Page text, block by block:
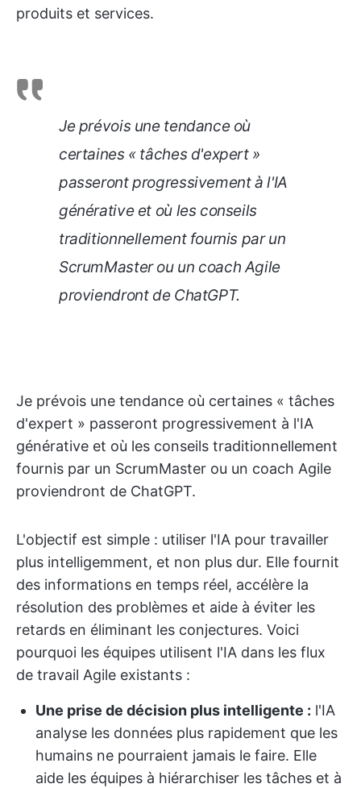
produits et services.
Je prévois une tendance où
certaines « tâches d'expert »
passeront progressivement à l'IA
générative et où les conseils
traditionnellement fournis par un
ScrumMaster ou un coach Agile
proviendront de ChatGPT.
Je prévois une tendance où certaines « tâches
d'expert » passeront progressivement à l'IA
générative et où les conseils traditionnellement
fournis par un ScrumMaster ou un coach Agile
proviendront de ChatGPT.
L'objectif est simple : utiliser l'IA pour travailler
plus intelligemment, et non plus dur. Elle fournit
des informations en temps réel, accélère la
résolution des problèmes et aide à éviter les
retards en éliminant les conjectures. Voici
pourquoi les équipes utilisent l'IA dans les flux
de travail Agile existants :
Une prise de décision plus intelligente : l'IA
analyse les données plus rapidement que les
humains ne pourraient jamais le faire. Elle
aide les équipes à hiérarchiser les tâches et à